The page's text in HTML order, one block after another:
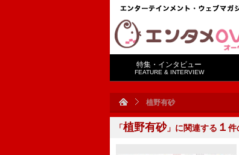
特集・インタビュー
FEATURE & INTERVIEW
植野有砂
「植野有砂」に関連する １ 件